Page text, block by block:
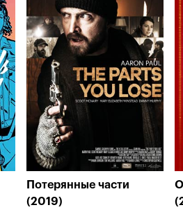
Потерянные части
(2019)